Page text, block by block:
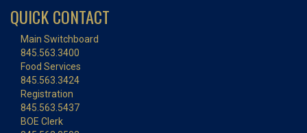
QUICK CONTACT
Main Switchboard
845.563.3400
Food Services
845.563.3424
Registration
845.563.5437
BOE Clerk